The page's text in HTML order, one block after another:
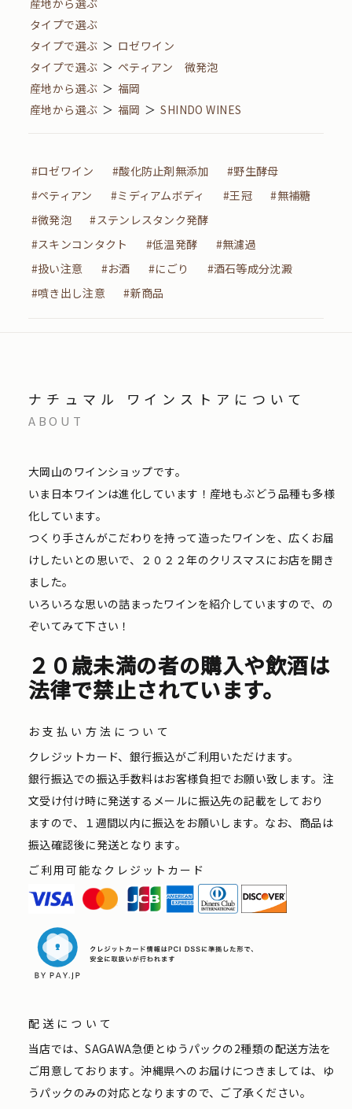
産地から選ぶ
タイプで選ぶ
タイプで選ぶ ＞ ロゼワイン
タイプで選ぶ ＞ ペティアン 微発泡
産地から選ぶ ＞ 福岡
産地から選ぶ ＞ 福岡 ＞ SHINDO WINES
#ロゼワイン #酸化防止剤無添加
#野生酵母
#ペティアン
#ミディアムボディ #王冠
#無補糖
#微発泡
#ステンレスタンク発酵
#スキンコンタクト
#低温発酵
#無濾過
#扱い注意
#お酒 #にごり
#酒石等成分沈澱
#噴き出し注意
#新商品
ナチュマル ワインストアについて
ABOUT
大岡山のワインショップです。
いま日本ワインは進化しています！産地もぶどう品種も多様
化しています。
つくり手さんがこだわりを持って造ったワインを、広くお届
けしたいとの思いで、２０２２年のクリスマスにお店を開き
ました。
いろいろな思いの詰まったワインを紹介していますので、の
ぞいてみて下さい！
２０歳未満の者の購入や飲酒は
法律で禁止されています。
お支払い方法について
クレジットカード、銀行振込がご利用いただけます。
銀行振込での振込手数料はお客様負担でお願い致します。注
文受け付け時に発送するメールに振込先の記載をしており
ますので、１週間以内に振込をお願いします。なお、商品は
振込確認後に発送となります。
ご利用可能なクレジットカード
配送について
当店では、SAGAWA急便とゆうパックの2種類の配送方法を
ご用意しております。沖縄県へのお届けにつきましては、ゆ
うパックのみの対応となりますので、ご了承ください。